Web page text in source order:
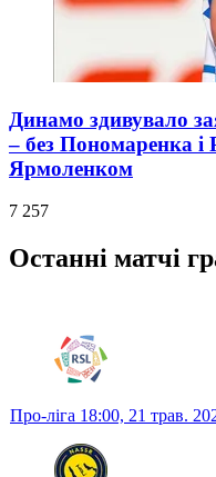
Динамо здивувало
– без Пономаренка і
Ярмоленком
7 257
Останні матчі
Про-ліга 18:00, 21 трав.